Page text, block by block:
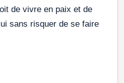
de vivre en paix et de
sans risquer de se faire